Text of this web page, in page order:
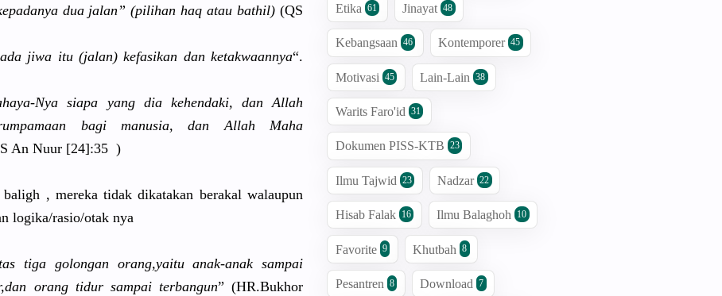
dua jalan” (pilihan haq atau bathil) (QS
jiwa itu (jalan) kefasikan dan ketakwaannya“.
Nya siapa yang dia kehendaki, dan Allah
aan bagi manusia, dan Allah Maha
An Nuur [24]:35 )
, mereka tidak dikatakan berakal walaupun
n logika/rasio/otak nya
tiga golongan orang,yaitu anak-anak sampai
orang tidur sampai terbangun” (HR.Bukhor
Etika 61 Jinayat 48
Kebangsaan 46 Kontemporer 45
Motivasi 45 Lain-Lain 38
Warits Faro'id 31
Dokumen PISS-KTB 23
Ilmu Tajwid 23 Nadzar 22
Hisab Falak 16 Ilmu Balaghoh 10
Favorite 9 Khutbah 8
Pesantren 8 Download 7